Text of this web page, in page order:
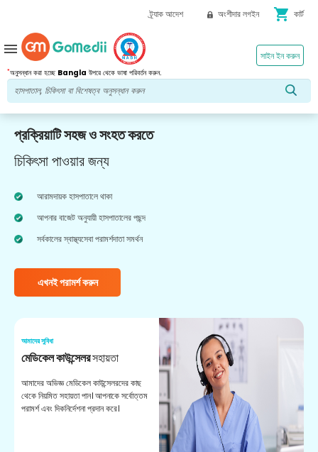
ট্র্যাক আদেশ অংশীদার লগইন shopping_cart কার্ট
*অনুসন্ধান করা হচ্ছে Bangla উপরে থেকে ভাষা পরিবর্তন করুন.
সাইন ইন করুন
menu
প্রক্রিয়াটি সহজ ও সংহত করতে
চিকিৎসা পাওয়ার জন্য
আরামদায়ক হাসপাতালে থাকা
আপনার বাজেট অনুযায়ী হাসপাতালের পছন্দ
সর্বকালের স্বাস্থ্যসেবা পরামর্শদাতা সমর্থন
এখনই পরামর্শ করুন
আমাদের সুবিধা
মেডিকেল কাউন্সেলরসহায়তা
আমাদের অভিজ্ঞ মেডিকেল কাউন্সেলরদের কাছ
থেকে নিয়মিত সহায়তা পান। আপনাকে সর্বোত্তম
পরামর্শ এবং দিকনির্দেশনা প্রদান করে।